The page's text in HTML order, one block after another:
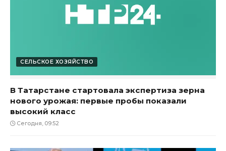
СЕЛЬСКОЕ ХОЗЯЙСТВО
В Татарстане стартовала экспертиза зерна
нового урожая: первые пробы показали
высокий класс
Сегодня, 09:52